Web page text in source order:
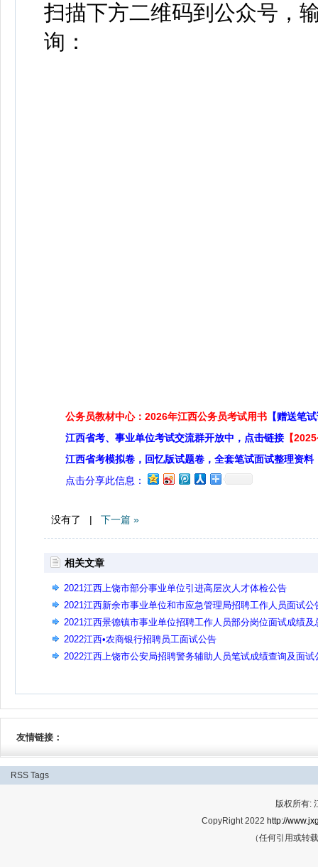
扫描下方二维码到公众号，
询：
公务员教材中心：2026年江西公务员考试用书 【赠送笔
江西省考、事业单位考试交流群开放中，点击链接 【
江西省考模拟卷，回忆版试题卷，全套笔试面试整理资料
点击分享此信息：
没有了 | 下一篇 »
相关文章
2021江西上饶市部分事业单位引进高层次人才体检公告
2021江西新余市事业单位和市应急管理局招聘工作人员面试公
2021江西景德镇市事业单位招聘工作人员部分岗位面试成绩及
成绩公告(二)
2022江西•农商银行招聘员工面试公告
2022江西上饶市公安局招聘警务辅助人员笔试成绩查询及面试
友情链接：
RSS Tags
版权所有:
CopyRight 2022 http://
（任何引用或转